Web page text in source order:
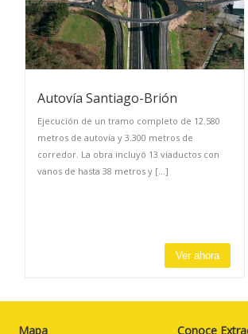
Autovía Santiago-Brión
Ejecución de un tramo completo de 12.580
metros de autovía y 3.300 metros de
corredor. La obra incluyó 13 viaductos con
vanos de hasta 38 metros y [...]
Ver ahora
Mapa Conoce